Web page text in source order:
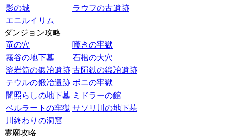
影の城
ラウフの古遺跡
エニルイリム
ダンジョン攻略
竜の穴
嘆きの牢獄
霧谷の地下墓
石棺の大穴
溶岩筒の鍛冶遺跡 古隕鉄の鍛冶遺跡
テウルの鍛冶遺跡 ボニの牢獄
闇照らしの地下墓 ミドラーの館
ベルラートの牢獄 サソリ川の地下墓
川終わりの洞窟
霊廟攻略